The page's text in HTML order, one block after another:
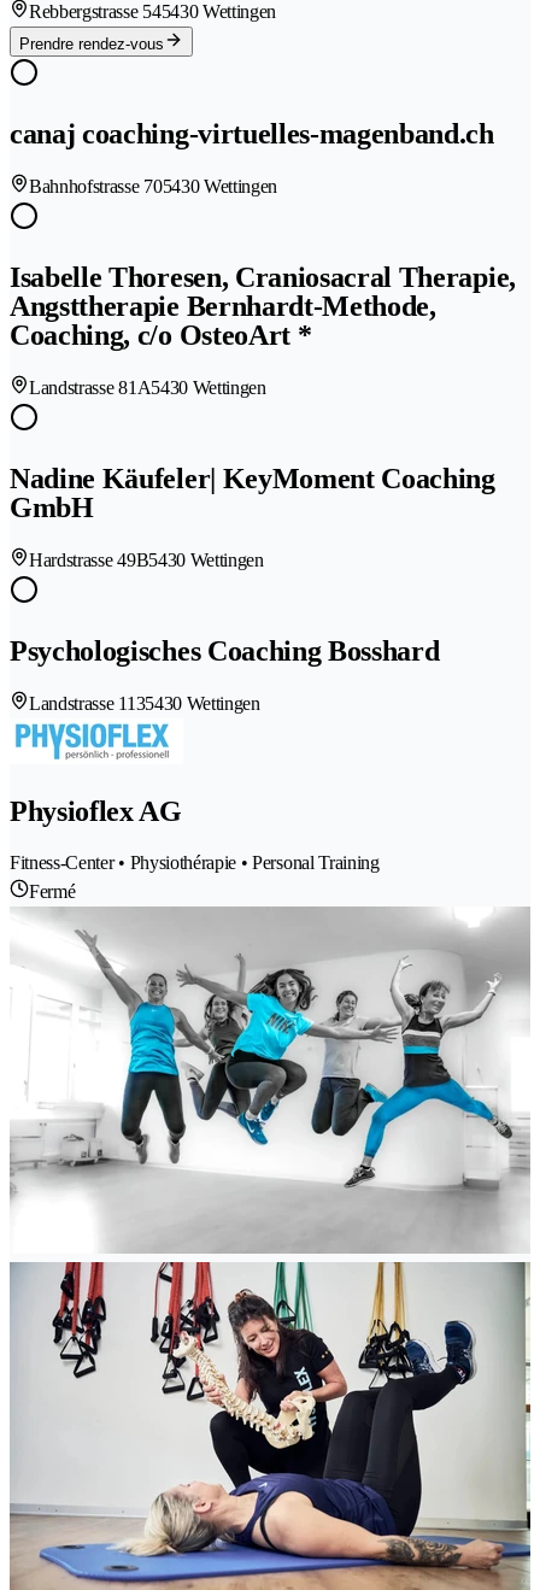
Rebbergstrasse 545430 Wettingen
Prendre rendez-vous
canaj coaching-virtuelles-magenband.ch
Bahnhofstrasse 705430 Wettingen
Isabelle Thoresen, Craniosacral Therapie,
Angsttherapie Bernhardt-Methode,
Coaching, c/o OsteoArt *
Landstrasse 81A5430 Wettingen
Nadine Käufeler| KeyMoment Coaching
GmbH
Hardstrasse 49B5430 Wettingen
Psychologisches Coaching Bosshard
Landstrasse 1135430 Wettingen
Physioflex AG
Fitness-Center • Physiothérapie • Personal Training
Fermé